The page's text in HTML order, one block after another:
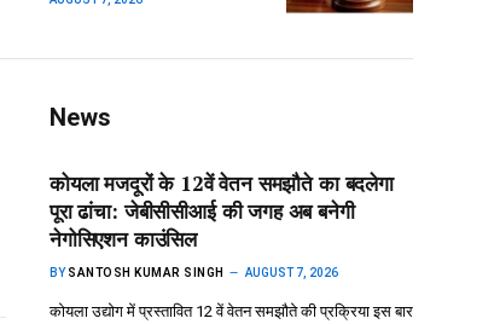
News
कोयला मजदूरों के 12वें वेतन समझौते का बदलेगा
पूरा ढांचा: जेबीसीसीआई की जगह अब बनेगी
नेगोसिएशन काउंसिल
BY SANTOSH KUMAR SINGH AUGUST 7, 2026
कोयला उद्योग में प्रस्तावित 12 वें वेतन समझौते की प्रक्रिया इस बार